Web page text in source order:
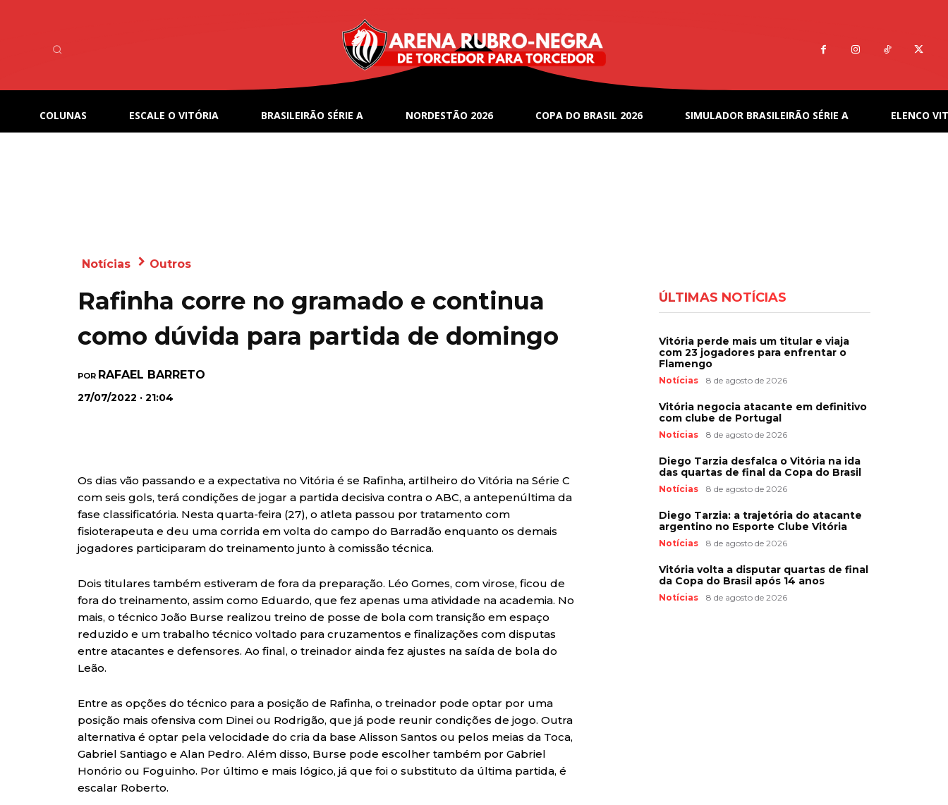
COLUNAS ESCALE O VITÓRIA BRASILEIRÃO SÉRIE A NORDESTÃO 2026 COPA DO BRASIL 2026 SIMULADOR BRASILEIRÃO SÉRIE A ELENCO
Notícias Outros
Rafinha corre no gramado e continua
como dúvida para partida de domingo
POR RAFAEL BARRETO
27/07/2022 · 21:04
Os dias vão passando e a expectativa no Vitória é se Rafinha, artilheiro do Vitória na Série C
com seis gols, terá condições de jogar a partida decisiva contra o ABC, a antepenúltima da
fase classificatória. Nesta quarta-feira (27), o atleta passou por tratamento com
fisioterapeuta e deu uma corrida em volta do campo do Barradão enquanto os demais
jogadores participaram do treinamento junto à comissão técnica.
Dois titulares também estiveram de fora da preparação. Léo Gomes, com virose, ficou de
fora do treinamento, assim como Eduardo, que fez apenas uma atividade na academia. No
mais, o técnico João Burse realizou treino de posse de bola com transição em espaço
reduzido e um trabalho técnico voltado para cruzamentos e finalizações com disputas
entre atacantes e defensores. Ao final, o treinador ainda fez ajustes na saída de bola do
Leão.
Entre as opções do técnico para a posição de Rafinha, o treinador pode optar por uma
posição mais ofensiva com Dinei ou Rodrigão, que já pode reunir condições de jogo. Outra
alternativa é optar pela velocidade do cria da base Alisson Santos ou pelos meias da Toca,
Gabriel Santiago e Alan Pedro. Além disso, Burse pode escolher também por Gabriel
Honório ou Foguinho. Por último e mais lógico, já que foi o substituto da última partida, é
escalar Roberto.
ÚLTIMAS NOTÍCIAS
Vitória perde mais um titular e viaja
com 23 jogadores para enfrentar o
Flamengo
Notícias 8 de agosto de 2026
Vitória negocia atacante em definitivo
com clube de Portugal
Notícias 8 de agosto de 2026
Diego Tarzia desfalca o Vitória na ida
das quartas de final da Copa do Brasil
Notícias 8 de agosto de 2026
Diego Tarzia: a trajetória do atacante
argentino no Esporte Clube Vitória
Notícias 8 de agosto de 2026
Vitória volta a disputar quartas de final
da Copa do Brasil após 14 anos
Notícias 8 de agosto de 2026